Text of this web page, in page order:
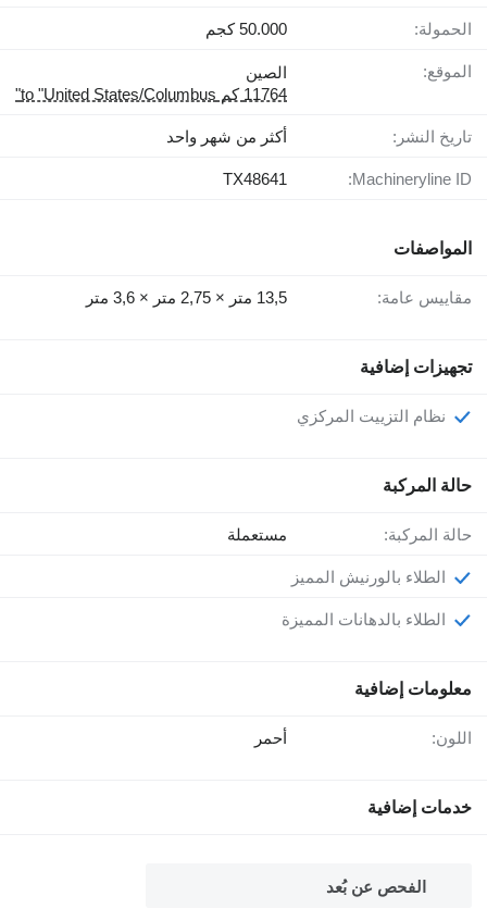
الحمولة: 50.000 كجم
الموقع:
الصين
11764 كم to "United States/Columbus"
تاريخ النشر: أكثر من شهر واحد
Machineryline ID:
TX48641
المواصفات
مقاييس عامة: 13,5 متر × 2,75 متر × 3,6 متر
تجهيزات إضافية
نظام التزييت المركزي
حالة المركبة
حالة المركبة: مستعملة
الطلاء بالورنيش المميز
الطلاء بالدهانات المميزة
معلومات إضافية
اللون: أحمر
خدمات إضافية
الفحص عن بُعد